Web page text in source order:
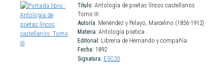
Título: Antología de poetas líricos castellanos.
Tomo III
Autoría: Menéndez y Pelayo, Marcelino (1856-1912)
Materia: Antología poetica
Editorial: Libreria de Hernando y compañía
Fecha: 1892
Signatura: E5C20